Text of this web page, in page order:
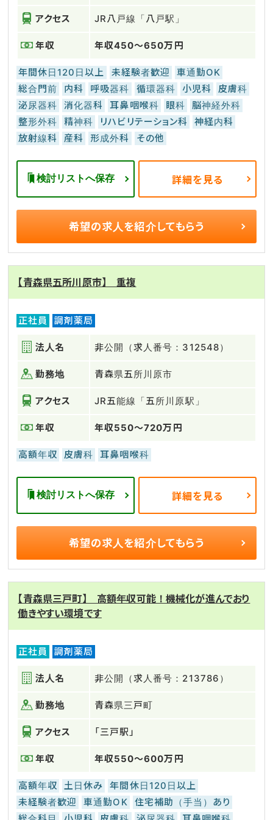
アクセス JR八戸線「八戸駅」
年収 年収450～650万円
年間休日120日以上 未経験者歓迎
車通勤OK
総合門前
内科 呼吸器科 循環器科 小児科
皮膚科
泌尿器科
消化器科 耳鼻咽喉科 眼科
脳神経外科
整形外科
精神科 リハビリテーション科
神経内科
放射線科
産科 形成外科 その他
検討リストへ保存 詳細を見る
希望の求人を紹介してもらう
【青森県五所川原市】 重複
正社員 調剤薬局
法人名 非公開（求人番号：312548）
勤務地 青森県五所川原市
アクセス JR五能線「五所川原駅」
年収 年収550～720万円
高額年収 皮膚科 耳鼻咽喉科
検討リストへ保存 詳細を見る
希望の求人を紹介してもらう
【青森県三戸町】 高額年収可能！機械化が進んでおり
働きやすい環境です
正社員 調剤薬局
法人名 非公開（求人番号：213786）
勤務地 青森県三戸町
アクセス 「三戸駅」
年収 年収550～600万円
高額年収 土日休み
年間休日120日以上
未経験者歓迎
車通勤OK
住宅補助（手当）あり